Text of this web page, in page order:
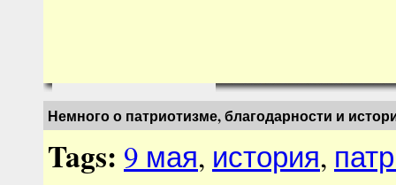
Немного о патриотизме, благодарности и
Tags: 9 мая, история,